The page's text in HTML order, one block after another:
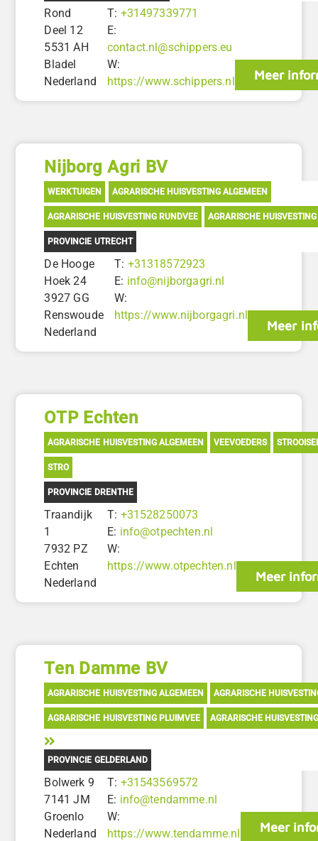
Rond
Deel 12
5531 AH
Bladel
Nederland
T: +31497339771
E:
contact.nl@schippers.eu
W:
https://www.schippers.nl
Meer
Nijborg Agri BV
WERKTUIGEN AGRARISCHE HUISVESTING ALGEMEEN
AGRARISCHE HUISVESTING RUNDVEE AGRARISCHE
PROVINCIE UTRECHT
De Hooge
Hoek 24
3927 GG
Renswoude
Nederland
T: +31318572923
E: info@nijborgagri.nl
W:
https://www.nijborgagri.nl
Meer
OTP Echten
AGRARISCHE HUISVESTING ALGEMEEN VEEVOEDERS
STRO
PROVINCIE DRENTHE
Traandijk
1
7932 PZ
Echten
Nederland
T: +31528250073
E: info@otpechten.nl
W:
https://www.otpechten.nl
Meer
Ten Damme BV
AGRARISCHE HUISVESTING ALGEMEEN AGRARISCHE
AGRARISCHE HUISVESTING PLUIMVEE AGRARISCHE
PROVINCIE GELDERLAND
Bolwerk 9
7141 JM
Groenlo
Nederland
T: +31543569572
E: info@tendamme.nl
W:
https://www.tendamme.nl
Meer